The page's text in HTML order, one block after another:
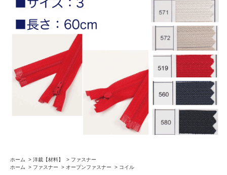
ホーム > 洋裁【材料】 > ファスナー
ホーム
> ファスナー > オープンファスナー > コイル